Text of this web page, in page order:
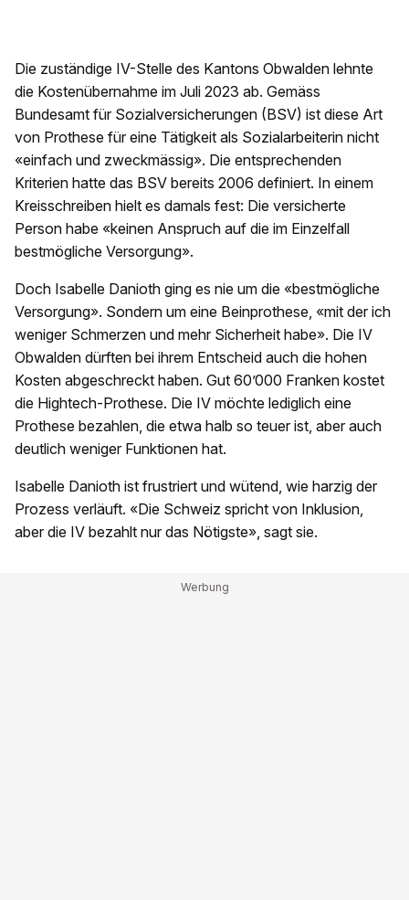
Die zuständige IV-Stelle des Kantons Obwalden lehnte
die Kostenübernahme im Juli 2023 ab. Gemäss
Bundesamt für Sozialversicherungen (BSV) ist diese Art
von Prothese für eine Tätigkeit als Sozialarbeiterin nicht
«einfach und zweckmässig». Die entsprechenden
Kriterien hatte das BSV bereits 2006 definiert. In einem
Kreisschreiben hielt es damals fest: Die versicherte
Person habe «keinen Anspruch auf die im Einzelfall
bestmögliche Versorgung».
Doch Isabelle Danioth ging es nie um die «bestmögliche
Versorgung». Sondern um eine Beinprothese, «mit der ich
weniger Schmerzen und mehr Sicherheit habe». Die IV
Obwalden dürften bei ihrem Entscheid auch die hohen
Kosten abgeschreckt haben. Gut 60’000 Franken kostet
die Hightech-Prothese. Die IV möchte lediglich eine
Prothese bezahlen, die etwa halb so teuer ist, aber auch
deutlich weniger Funktionen hat.
Isabelle Danioth ist frustriert und wütend, wie harzig der
Prozess verläuft. «Die Schweiz spricht von Inklusion,
aber die IV bezahlt nur das Nötigste», sagt sie.